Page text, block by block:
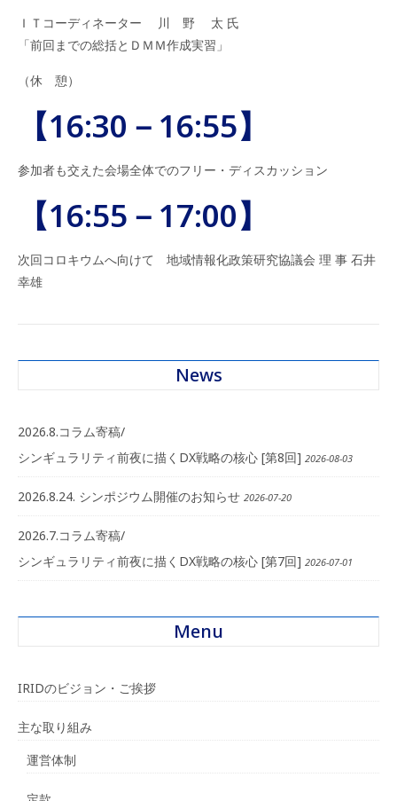
ＩＴコーディネーター 川 野 太 氏
「前回までの総括とＤＭＭ作成実習」
（休 憩）
【16:30－16:55】
参加者も交えた会場全体でのフリー・ディスカッション
【16:55－17:00】
次回コロキウムへ向けて 地域情報化政策研究協議会 理 事 石井
幸雄
News
2026.8.コラム寄稿/
シンギュラリティ前夜に描くDX戦略の核心 [第8回] 2026-08-03
2026.8.24. シンポジウム開催のお知らせ 2026-07-20
2026.7.コラム寄稿/
シンギュラリティ前夜に描くDX戦略の核心 [第7回] 2026-07-01
Menu
IRIDのビジョン・ご挨拶
主な取り組み
運営体制